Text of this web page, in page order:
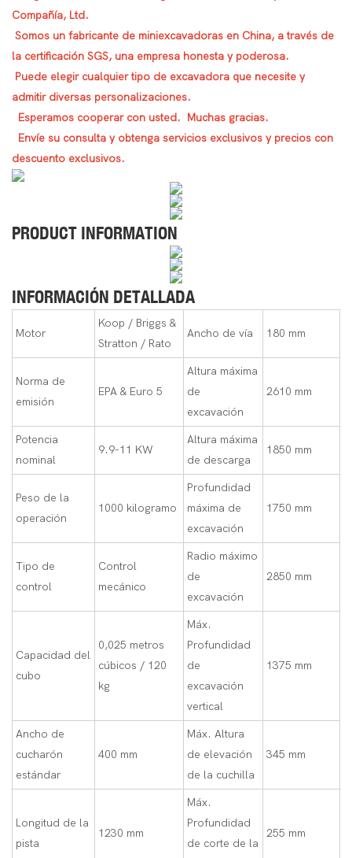
Compañía, Ltd.
Somos un fabricante de miniexcavadoras en China, a través de
la certificación SGS, una empresa honesta y poderosa.
Puede elegir cualquier tipo de excavadora que necesite y
admitir diversas personalizaciones.
Esperamos cooperar con usted. Muchas gracias.
Envíe su consulta y obtenga servicios exclusivos y precios con
descuento exclusivos.
PRODUCT INFORMATION
INFORMACIÓN DETALLADA
Motor
Koop / Briggs &
Stratton / Rato
Ancho de vía 180 mm
Norma de
emisión
EPA & Euro 5
Altura máxima
de
excavación
2610 mm
Potencia
nominal
9.9-11 KW
Altura máxima
de descarga
1850 mm
Peso de la
operación
1000 kilogramo
Profundidad
máxima de
excavación
1750 mm
Tipo de
control
Control
mecánico
Radio máximo
de
excavación
2850 mm
Capacidad del
cubo
0,025 metros
cúbicos / 120
kg
Máx.
Profundidad
de
excavación
vertical
1375 mm
Ancho de
cucharón
estándar
400 mm
Máx. Altura
de elevación
de la cuchilla
345 mm
Longitud de la
pista
1230 mm
Máx.
Profundidad
de corte de la
255 mm